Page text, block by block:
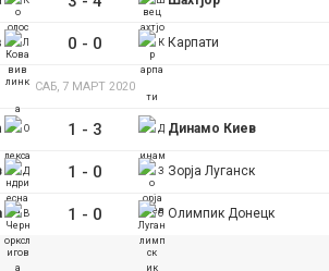
0 - 0 Карпати
САБ, 7 МАРТ 2020
1 - 3 Динамо Киев
1 - 0 Зорја Луганск
1 - 0 Олимпик Донецк